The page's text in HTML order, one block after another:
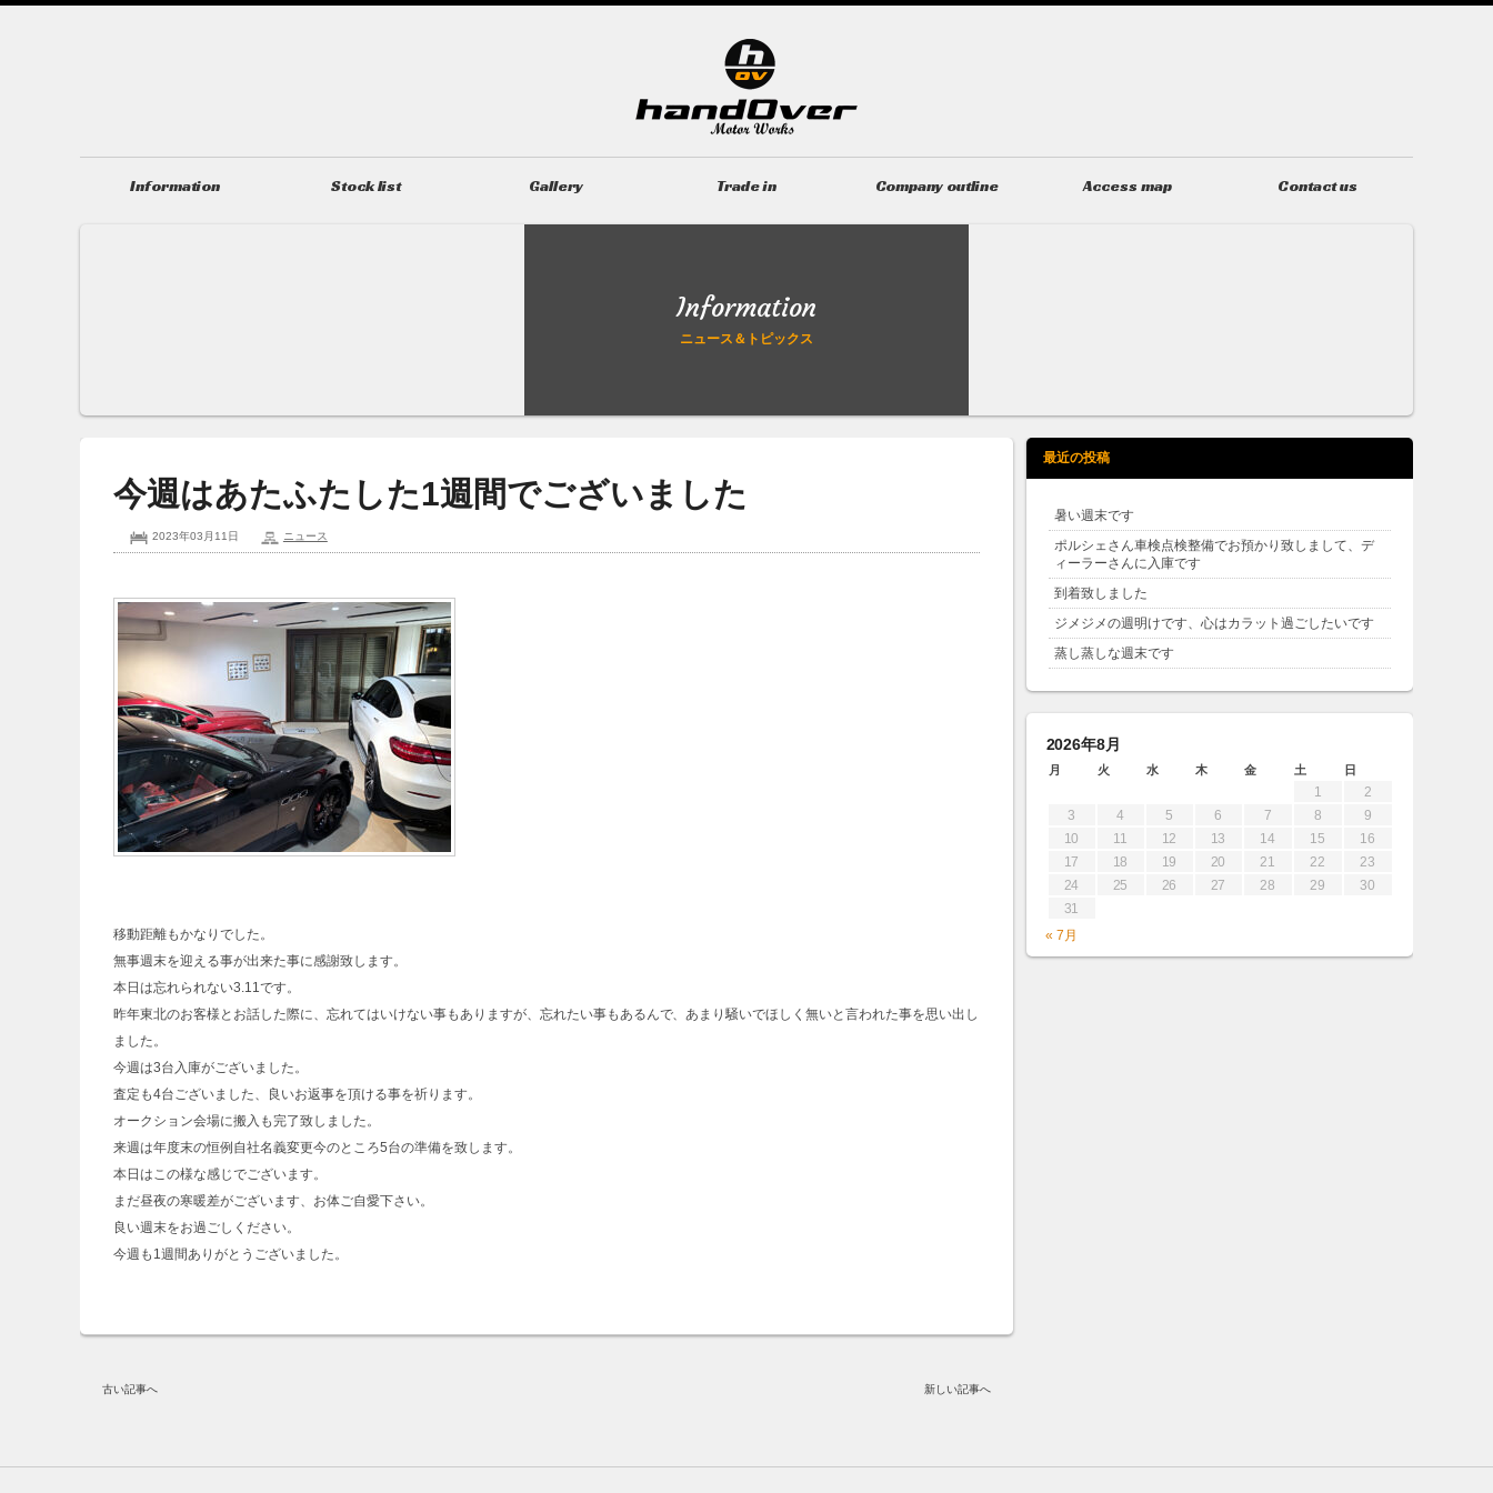
Information Stock list Gallery Trade in Company outline Access map Contact us
Information
ニュース＆トピックス
今週はあたふたした1週間でございました
2023年03月11日 ニュース
移動距離もかなりでした。
無事週末を迎える事が出来た事に感謝致します。
本日は忘れられない3.11です。
昨年東北のお客様とお話した際に、忘れてはいけない事もありますが、忘れたい事もあるんで、あまり騒いでほしく無いと言われた事を思い出し
ました。
今週は3台入庫がございました。
査定も4台ございました、良いお返事を頂ける事を祈ります。
オークション会場に搬入も完了致しました。
来週は年度末の恒例自社名義変更今のところ5台の準備を致します。
本日はこの様な感じでございます。
まだ昼夜の寒暖差がございます、お体ご自愛下さい。
良い週末をお過ごしください。
今週も1週間ありがとうございました。
古い記事へ 新しい記事へ
最近の投稿
暑い週末です
ポルシェさん車検点検整備でお預かり致しまして、デ
ィーラーさんに入庫です
到着致しました
ジメジメの週明けです、心はカラット過ごしたいです
蒸し蒸しな週末です
2026年8月
月 火 水 木 金 土 日
1
2
3
4 5 6 7 8
9
10
11 12 13 14 15
16
17
18 19 20 21 22
23
24
25 26 27 28 29
30
31
« 7月